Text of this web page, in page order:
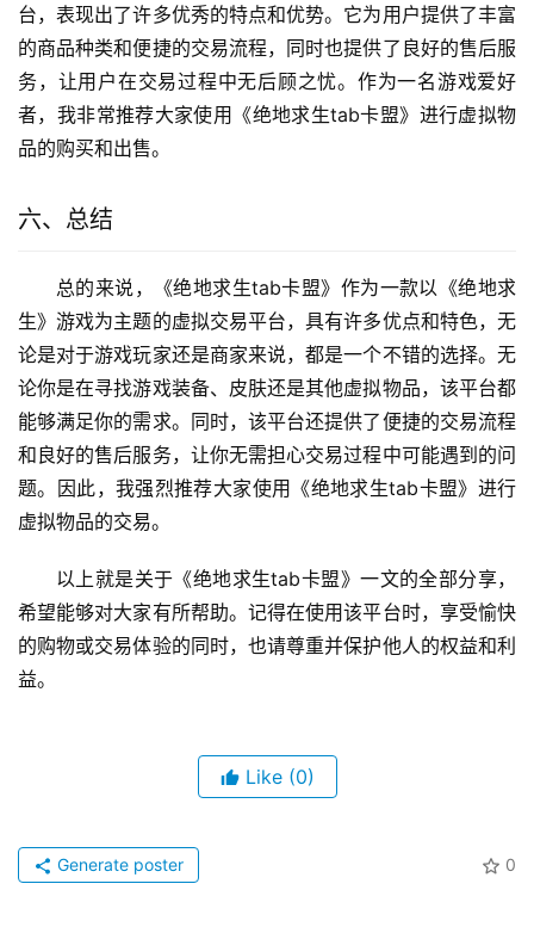
台，表现出了许多优秀的特点和优势。它为用户提供了丰富
的商品种类和便捷的交易流程，同时也提供了良好的售后服
务，让用户在交易过程中无后顾之忧。作为一名游戏爱好
者，我非常推荐大家使用《绝地求生tab卡盟》进行虚拟物
品的购买和出售。
六、总结
总的来说，《绝地求生tab卡盟》作为一款以《绝地求
生》游戏为主题的虚拟交易平台，具有许多优点和特色，无
论是对于游戏玩家还是商家来说，都是一个不错的选择。无
论你是在寻找游戏装备、皮肤还是其他虚拟物品，该平台都
能够满足你的需求。同时，该平台还提供了便捷的交易流程
和良好的售后服务，让你无需担心交易过程中可能遇到的问
题。因此，我强烈推荐大家使用《绝地求生tab卡盟》进行
虚拟物品的交易。
以上就是关于《绝地求生tab卡盟》一文的全部分享，
希望能够对大家有所帮助。记得在使用该平台时，享受愉快
的购物或交易体验的同时，也请尊重并保护他人的权益和利
益。
Like (0)
0
Generate poster